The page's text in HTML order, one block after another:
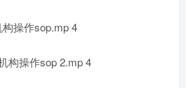
构操作sop.mp 4
构操作sop 2.mp 4